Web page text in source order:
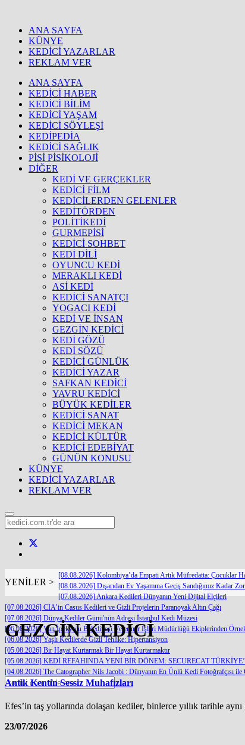
ANA SAYFA
KÜNYE
KEDİCİ YAZARLAR
REKLAM VER
ANA SAYFA
KEDİCİ HABER
KEDİCİ BİLİM
KEDİCİ YAŞAM
KEDİCİ SÖYLEŞİ
KEDİPEDİA
KEDİCİ SAĞLIK
PİSİ PİSİKOLOJİ
DİĞER
KEDİ VE GERÇEKLER
KEDİCİ FİLM
KEDİCİLERDEN GELENLER
KEDİTÖRDEN
POLİTİKEDİ
GURMEPİSİ
KEDİCİ SOHBET
KEDİ DİLİ
OYUNCU KEDİ
MERAKLI KEDİ
ASİ KEDİ
KEDİCİ SANATÇI
YOGACI KEDİ
KEDİ VE İNSAN
GEZGİN KEDİCİ
KEDİ GÖZÜ
KEDİ SÖZÜ
KEDİCİ GÜNLÜK
KEDİCİ YAZAR
SAFKAN KEDİCİ
YAVRU KEDİCİ
BÜYÜK KEDİLER
KEDİCİ SANAT
KEDİCİ MEKAN
KEDİCİ KÜLTÜR
KEDİCİ EDEBİYAT
GÜNÜN KONUSU
KÜNYE
KEDİCİ YAZARLAR
REKLAM VER
YENİLER >
[08.08.2026] Kolombiya’da Empati Artık Müfredatta: Çocuklar
[08.08.2026] Dışarıdan Ev Yaşamına Geçiş Sandığımız Kadar
[07.08.2026] Ankara Kedileri Dünyanın Yeni Dijital Elçileri
[07.08.2026] CIA’in Casus Kedileri ve Gizli Projelerin Paranoyak Altın Çağı
[07.08.2026] Dünya Kediler Günü'nün Adresi İstanbul Kedi Müzesi
[06.08.2026] Van İpekyolu Belediyesi Veteriner İşleri Müdürlüğü Ekiplerinden
[06.08.2026] Yaşlı Kedilerde Gizli Tehlike: Hipertansiyon
[05.08.2026] Bir Hayat Kurtarmak Bir Hayat Kurtarmaktır
[05.08.2026] KEDİ REFAHINDA YENİ BİR DÖNEM: SECURECAT
[04.08.2026] The Catographer Nils Jacobi : Dünyanın En Ünlü Kedi Fotoğrafçısı ile
GEZGİN KEDİCİ
Antik Kentin Sessiz Muhafızları
Efes’in taş yollarında dolaşan kediler, binlerce yıllık tarihle
23/07/2026